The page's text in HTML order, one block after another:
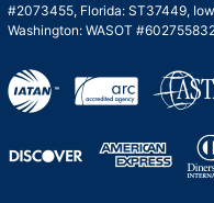
#2073455, Florida: ST37449,
Washington: WASOT